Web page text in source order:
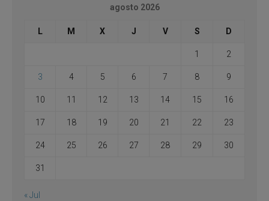
agosto 2026
L M X J V S D
1 2
3 4 5 6 7 8 9
10 11 12 13 14 15 16
17 18 19 20 21 22 23
24 25 26 27 28 29 30
31
« Jul